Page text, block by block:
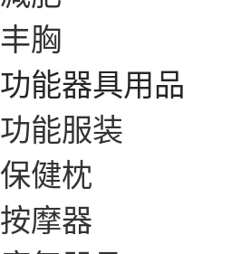
丰胸
功能器具用品
功能服装
保健枕
按摩器